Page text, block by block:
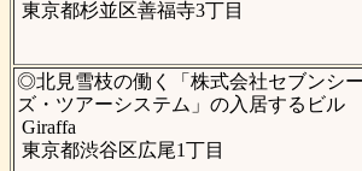
東京都杉並区善福寺3丁目
◎北見雪枝の働く「株式会社セブンシー
ズ・ツアーシステム」の入居するビル
Giraffa
東京都渋谷区広尾1丁目